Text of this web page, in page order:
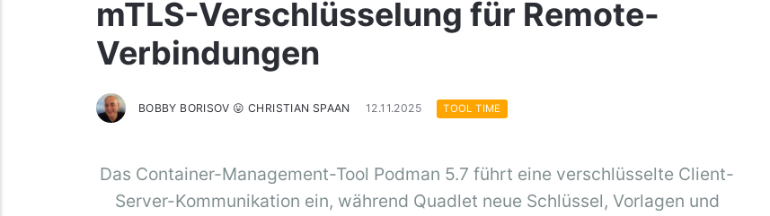
mTLS-Verschlüsselung für Remote-
Verbindungen
BOBBY BORISOV 😛 CHRISTIAN SPAAN 12.11.2025 TOOL TIME
Das Container-Management-Tool Podman 5.7 führt eine verschlüsselte Client-
Server-Kommunikation ein, während Quadlet neue Schlüssel, Vorlagen und